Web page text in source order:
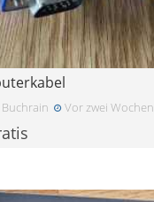
Buchrain Vor zwei Wochen